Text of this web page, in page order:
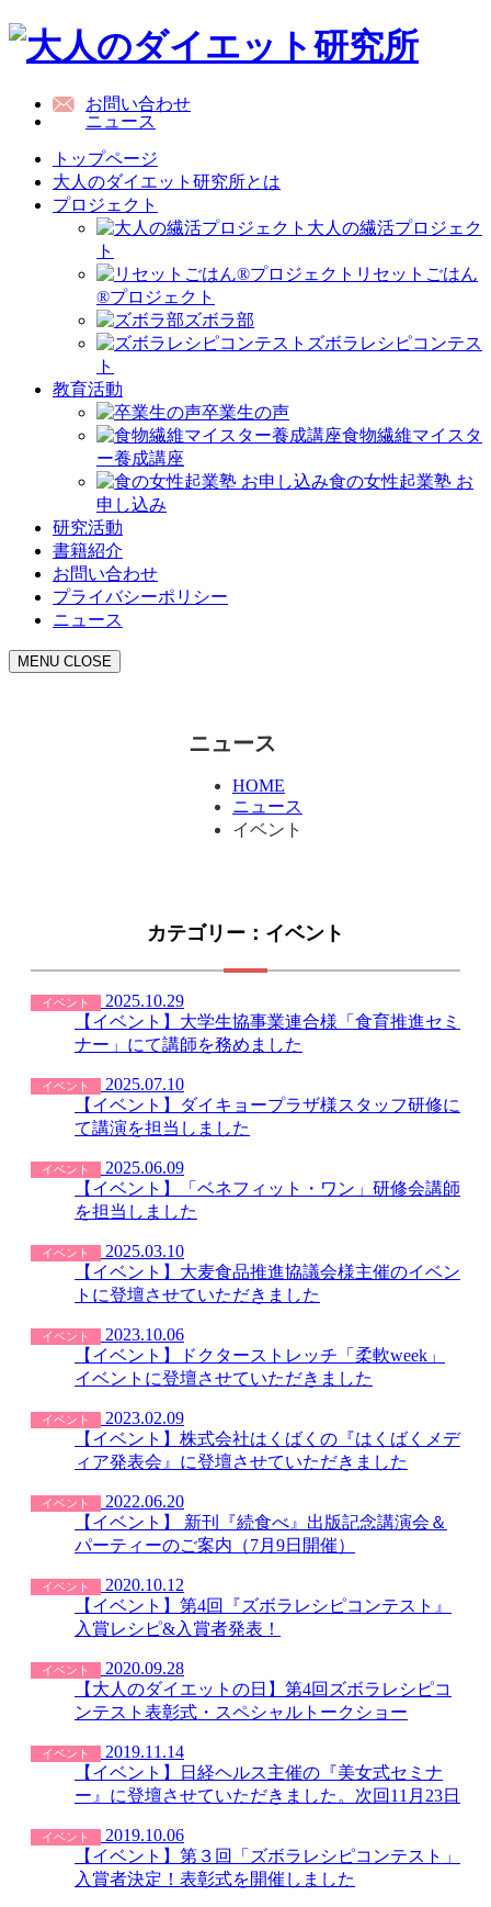
お問い合わせ
ニュース
トップページ
大人のダイエット研究所とは
プロジェクト
大人の繊活プロジェク
ト
リセットごはん
®プロジェクト
ズボラ部
ズボラレシピコンテス
ト
教育活動
卒業生の声
食物繊維マイスタ
ー養成講座
食の女性起業塾 お
申し込み
研究活動
書籍紹介
お問い合わせ
プライバシーポリシー
ニュース
MENU CLOSE
ニュース
HOME
ニュース
イベント
カテゴリー：イベント
イベント
2025.10.29
【イベント】大学生協事業連合様「食育推進セミ
ナー」にて講師を務めました
イベント
2025.07.10
【イベント】ダイキョープラザ様スタッフ研修に
て講演を担当しました
イベント
2025.06.09
【イベント】「ベネフィット・ワン」研修会講師
を担当しました
イベント
2025.03.10
【イベント】大麦食品推進協議会様主催のイベン
トに登壇させていただきました
イベント
2023.10.06
【イベント】ドクターストレッチ「柔軟week」
イベントに登壇させていただきました
イベント
2023.02.09
【イベント】株式会社はくばくの『はくばくメデ
ィア発表会』に登壇させていただきました
イベント
2022.06.20
【イベント】 新刊『続食べ』出版記念講演会＆
パーティーのご案内（7月9日開催）
イベント
2020.10.12
【イベント】第4回『ズボラレシピコンテスト』
入賞レシピ&入賞者発表！
イベント
2020.09.28
【大人のダイエットの日】第4回ズボラレシピコ
ンテスト表彰式・スペシャルトークショー
イベント
2019.11.14
【イベント】日経ヘルス主催の『美女式セミナ
ー』に登壇させていただきました。次回11月23日
イベント
2019.10.06
【イベント】第３回「ズボラレシピコンテスト」
入賞者決定！表彰式を開催しました